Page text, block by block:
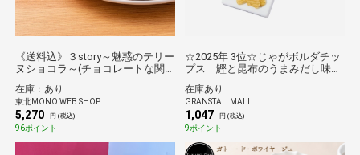
《送料込》３story～魅惑のテリー
ヌショコラ～(チョコレートな関
在庫：あり
東北MONO WEB SHOP
5,270 円 (税込)
96ポイント
☆2025年 3位☆じゃがボルダチッ
プス 鰹と昆布のうまみだし味＜
在庫あり
GRANSTA MALL
1,047 円 (税込)
9ポイント